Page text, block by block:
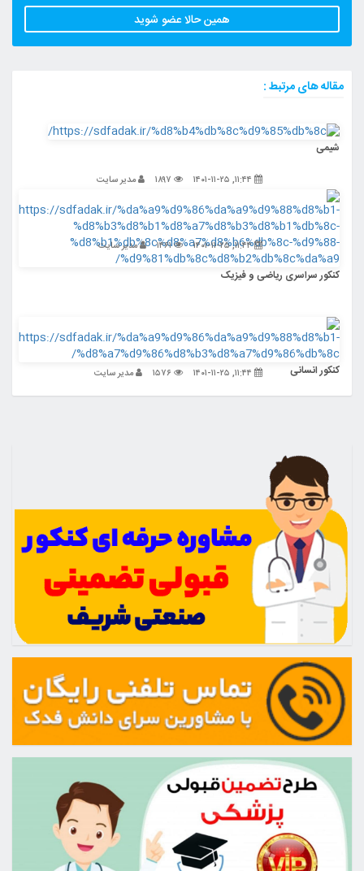
همین حالا عضو شوید
مقاله های مرتبط :
شیمی
مدیر سایت
کنکور سراسری ریاضی و فیزیک
۱۱:۴۴, ۱۴۰۱-۱۱-۲۵ ۱۴۶۱ مدیر سایت
کنکور انسانی مدیر سایت